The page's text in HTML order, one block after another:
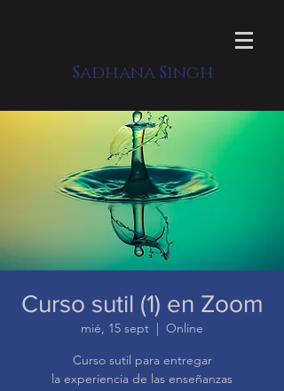
Sadhana Singh
Curso sutil (1) en Zoom
mié, 15 sept
  |
Online
Curso sutil para entregar
la experiencia de las enseñanzas